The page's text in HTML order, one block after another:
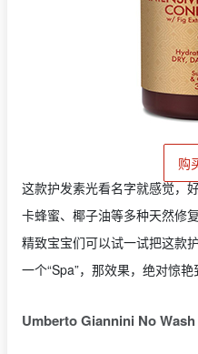
购
这款护发素光看名字就感觉，
卡蜂蜜、椰子油等多种天然修
精致宝宝们可以试一试把这款
一个“Spa”，那效果，绝对惊艳
Umberto Giannini No